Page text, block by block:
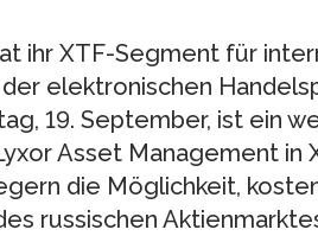
ihr XTF-Segment für
der elektronischen
19. September, ist ein
Asset Management in
die Möglichkeit,
russischen